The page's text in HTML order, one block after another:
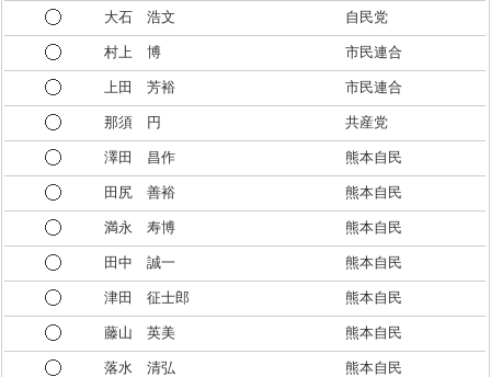
大石 浩文 自民党
村上 博 市民連合
上田 芳裕 市民連合
那須 円 共産党
澤田 昌作 熊本自民
田尻 善裕 熊本自民
満永 寿博 熊本自民
田中 誠一 熊本自民
津田 征士郎 熊本自民
藤山 英美 熊本自民
落水 清弘 熊本自民